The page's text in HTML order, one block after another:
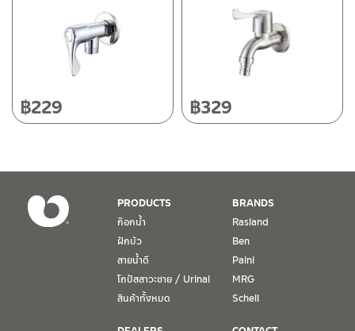
โทร: 080-075-2626
วันและเวลาทำการ
วันจันทร์ – วันศุกร์ เวลา 8:30-17:30 น.
วันเสาร์ เวลา 8:30-15:00 น.
1. การรับประกัน จะต้องมีหลักฐานการซื้อ หรือ ใบเสร็จ โดยทางบริษัทฯ
ขอตรวจสอบโดยนับวันซื้อขายเป็นสำคัญ ทางบริษัทฯ ไม่สามารถให้
เงื่อนไขการรับประกันสินค้าได้ หากไม่มีเอกสารดังกล่าว
2. การรับประกันสินค้า จะรับประกันฉพาะสินค้าที่อยู่ในสภาพการใช้งาน
ปกติ หากมีตำหนิ ชำรุด ร้าว ตกพื้น หรือสภาพภายนอกอยู่ในสภาพที่ใช้
ติดต่อ ชาญไพบูลย์ / Contact Us
฿229 ฿329
PRODUCTS
ก๊อกน้ำ
ฝักบัว
สายน้ำดี
โถปัสสาวะชาย / Urinal
สินค้าทั้งหมด
BRANDS
Rasland
Ben
Paini
MRG
Schell